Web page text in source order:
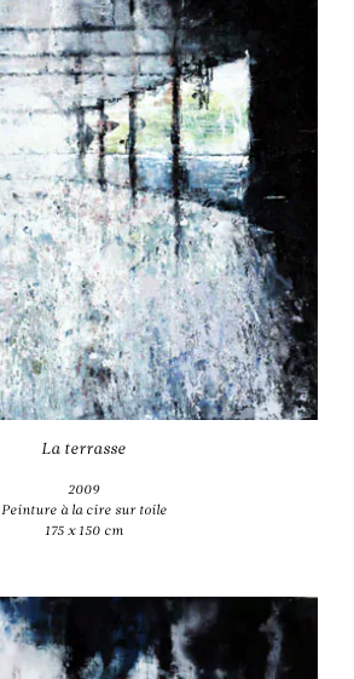
La terrasse
2009
Peinture à la cire sur toile
175 x 150 cm